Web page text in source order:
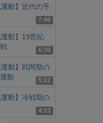
7:40
動】近代の平
6:30
動】19世紀
5:22
動】戦間期の
動
4:53
動】冷戦期の